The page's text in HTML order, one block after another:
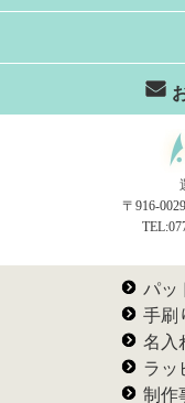
〒916-
パッ
手刷
名入
ラッ
制作